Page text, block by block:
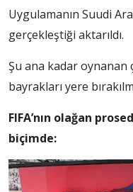
Uygulamanın Suudi
gerçekleştiği aktarıldı.
Şu ana kadar
bayrakları yere
FIFA’nın olağan
biçimde: